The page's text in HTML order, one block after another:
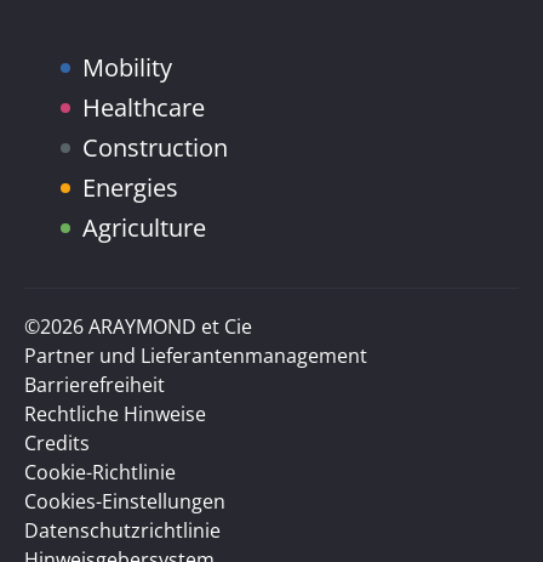
Mobility
Healthcare
Construction
Energies
Agriculture
©2026 ARAYMOND et Cie
Partner und Lieferantenmanagement
Barrierefreiheit
Rechtliche Hinweise
Credits
Cookie-Richtlinie
Cookies-Einstellungen
Datenschutzrichtlinie